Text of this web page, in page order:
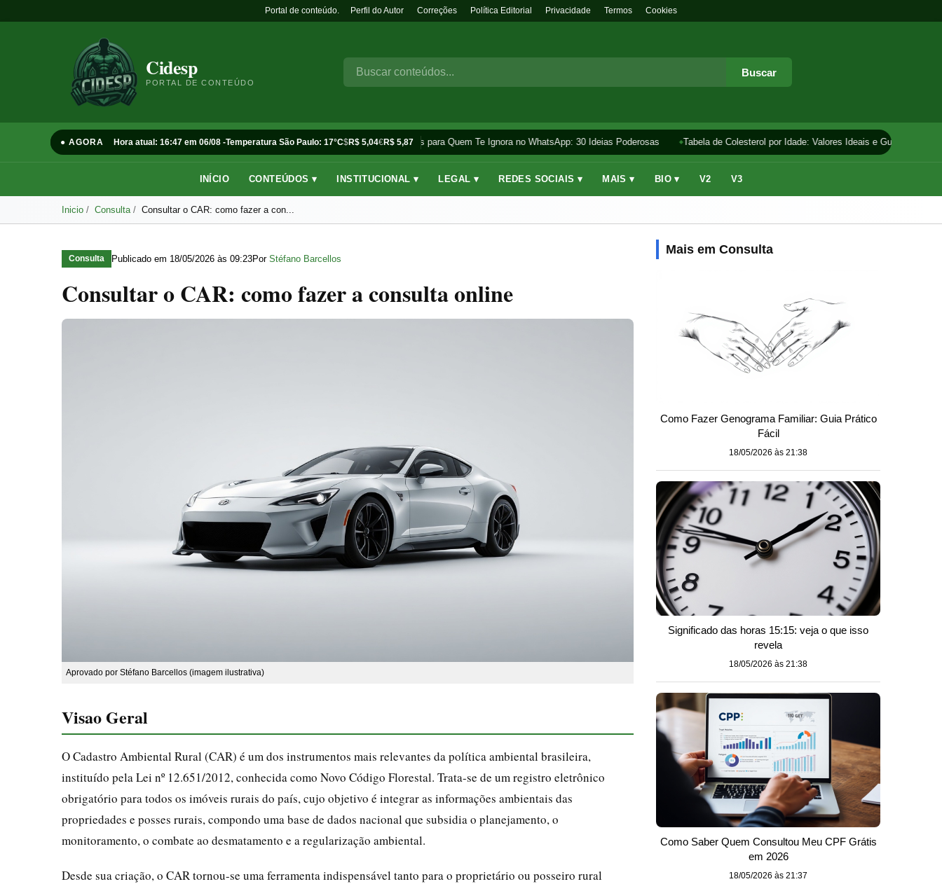
Portal de conteúdo. Perfil do Autor Correções Política Editorial Privacidade Termos Cookies
Cidesp
PORTAL DE CONTEÚDO
Buscar
● AGORA Hora atual: 16:47 em 06/08 -Temperatura São Paulo: 17°C$R$ 5,04€R$ 5,87
Frases para Quem Te Ignora no WhatsApp: 30 Ideias Poderosas Tabela de Colesterol por Idade: Valores Ideais e Guia
INÍCIO CONTEÚDOS ▾ INSTITUCIONAL ▾ LEGAL ▾ REDES SOCIAIS ▾ MAIS ▾ BIO ▾ V2 V3
Inicio Consulta Consultar o CAR: como fazer a con...
Consulta Publicado em 18/05/2026 às 09:23Por Stéfano Barcellos
Consultar o CAR: como fazer a consulta online
Aprovado por Stéfano Barcellos (imagem ilustrativa)
Visao Geral
O Cadastro Ambiental Rural (CAR) é um dos instrumentos mais relevantes da política ambiental brasileira,
instituído pela Lei nº 12.651/2012, conhecida como Novo Código Florestal. Trata-se de um registro eletrônico
obrigatório para todos os imóveis rurais do país, cujo objetivo é integrar as informações ambientais das
propriedades e posses rurais, compondo uma base de dados nacional que subsidia o planejamento, o
monitoramento, o combate ao desmatamento e a regularização ambiental.
Desde sua criação, o CAR tornou-se uma ferramenta indispensável tanto para o proprietário ou posseiro rural
Mais em Consulta
Como Fazer Genograma Familiar: Guia Prático
Fácil
18/05/2026 às 21:38
Significado das horas 15:15: veja o que isso
revela
18/05/2026 às 21:38
Como Saber Quem Consultou Meu CPF Grátis
em 2026
18/05/2026 às 21:37